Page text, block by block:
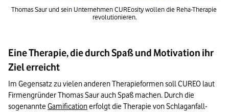
Thomas Saur und sein Unternehmen CUREosity wollen die Reha-Therapie
revolutionieren.
Eine Therapie, die durch Spaß und Motivation ihr
Ziel erreicht
Im Gegensatz zu vielen anderen Therapieformen soll CUREO laut
Firmengründer Thomas Saur auch Spaß machen. Durch die
sogenannte Gamification erfolgt die Therapie von Schlaganfall-